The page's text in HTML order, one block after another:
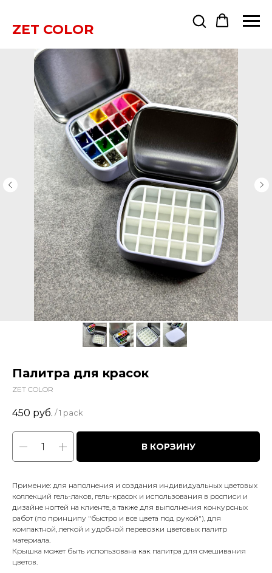
ZET COLOR
Палитра для красок
ZET COLOR
450 руб. / 1 pack
В КОРЗИНУ
Примение: для наполнения и создания индивидуальных цветовых
коллекций гель-лаков, гель-красок и использования в росписи и
дизайне ногтей на клиенте, а также для выполнения конкурсных
работ (по принципу "быстро и все цвета под рукой"), для
компактной, легкой и удобной перевозки цветовых палитр
материала.
Крышка может быть использована как палитра для смешивания
цветов.